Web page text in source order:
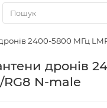
2400-5800 МГц
дронів
N-male